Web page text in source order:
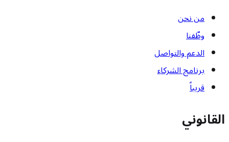
من نحن
وظّفنا
الدعم والتواصل
برنامج الشركاء
قريباً
القانوني